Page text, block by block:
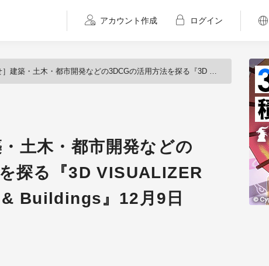
アカウント作成 ログイン
土木・都市開発などの3DCGの活用方法を探る『3D VISUALIZER FORUM for City & Buildings』12月9日（金）開催
・土木・都市開発などの
探る『3D VISUALIZER
Buildings』12月9日